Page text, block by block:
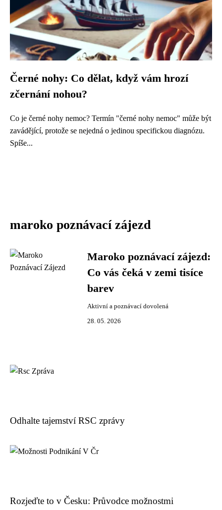
Černé nohy: Co dělat, když vám hrozí
zčernání nohou?
Co je černé nohy nemoc? Termín "černé nohy nemoc" může být
zavádějící, protože se nejedná o jedinou specifickou diagnózu.
Spíše...
maroko poznávací zájezd
Maroko poznávací zájezd:
Co vás čeká v zemi tisíce
barev
Aktivní a poznávací dovolená
28. 05. 2026
Odhalte tajemství RSC zprávy
Rozjeďte to v Česku: Průvodce možnostmi